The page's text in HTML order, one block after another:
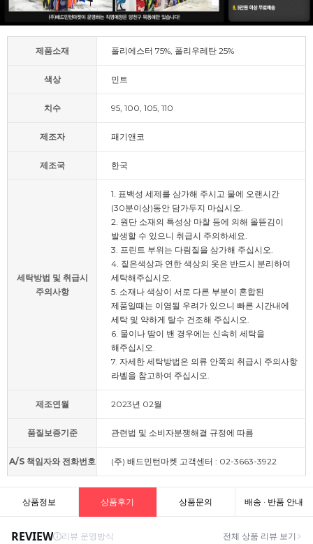
제품소재 폴리에스터 75%, 폴리우레탄 25%
색상 민트
치수 95, 100, 105, 110
제조자 패기앤코
제조국 한국
세탁방법 및 취급시
주의사항
1. 표백성 세제를 삼가해 주시고 물에 오랜시간
(30분이상)동안 담가두지 마십시오.
2. 원단 소재의 특성상 마찰 등에 의해 올뜯김이
발생할 수 있으니 취급시 주의하세요.
3. 프린트 부위는 다림질을 삼가해 주십시오.
4. 짙은색상과 연한 색상의 옷은 반드시 분리하여
세탁해주십시오.
5. 소재나 색상이 서로 다른 부분이 혼합된
제품일때는 이염될 우려가 있으니 빠른 시간내에
세탁 및 약하게 탈수 건조해 주십시오.
6. 물이나 땀이 밴 경우에는 신속히 세탁을
해주십시오.
7. 자세한 세탁방법은 의류 안쪽의 취급시 주의사항
라벨을 참고하여 주십시오.
제조연월 2023년 02월
품질보증기준 관련법 및 소비자분쟁해결 규정에 따름
A/S 책임자와 전화번호 (주) 배드민턴마켓 고객센터 : 02-3663-3922
상품정보 상품후기 상품문의 배송 · 반품 안내